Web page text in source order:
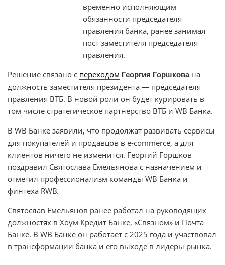
временно исполняющим
обязанности председателя
правления банка, ранее занимал
пост заместителя председателя
правления.
Решение связано с переходом Георгия Горшкова на
должность заместителя президента — председателя
правления ВТБ. В новой роли он будет курировать в
том числе стратегическое партнерство ВТБ и WB Банка.
В WB Банке заявили, что продолжат развивать сервисы
для покупателей и продавцов в e-commerce, а для
клиентов ничего не изменится. Георгий Горшков
поздравил Святослава Емельянова с назначением и
отметил профессионализм команды WB Банка и
финтеха RWB.
Святослав Емельянов ранее работал на руководящих
должностях в Хоум Кредит Банке, «Связном» и Почта
Банке. В WB Банке он работает с 2025 года и участвовал
в трансформации банка и его выходе в лидеры рынка.